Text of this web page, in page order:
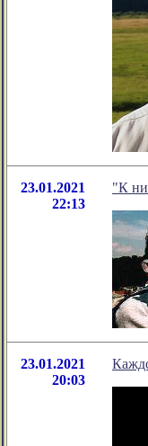
23.01.2021
22:13
"К
23.01.2021
20:03